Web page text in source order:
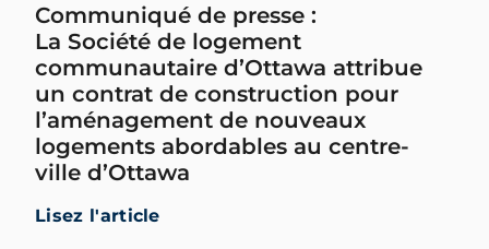
Communiqué de presse :
La Société de logement
communautaire d’Ottawa attribue
un contrat de construction pour
l’aménagement de nouveaux
logements abordables au centre-
ville d’Ottawa
Lisez l'article